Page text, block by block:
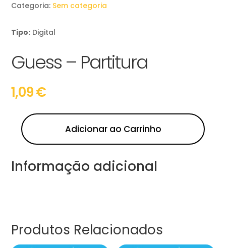
Categoria: Sem categoria
Tipo: Digital
Guess – Partitura
1,09€
Adicionar ao Carrinho
Informação adicional
Produtos Relacionados